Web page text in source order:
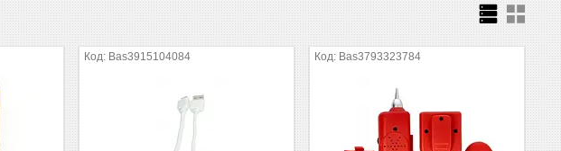
Bas3915104084 Bas3793323784